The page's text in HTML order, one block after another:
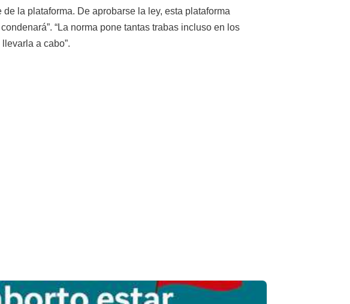
la plataforma. De aprobarse la ley, esta plataforma
“La norma pone tantas trabas incluso en los
a cabo”.